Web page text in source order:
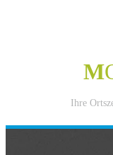
M
Ihre